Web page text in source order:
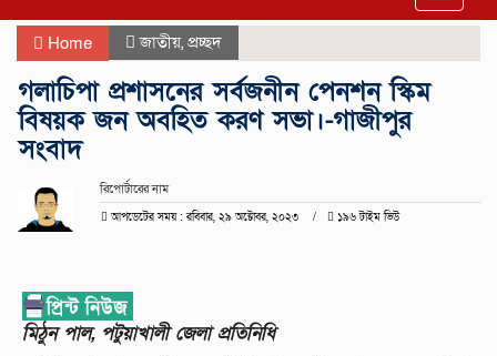
Home জাতীয়, প্রচ্ছদ
গলাচিপা প্রশাসনের সর্বজনীন পেনশন স্কিম
বিষয়ক জন অবহিত করণ সভা।-গাজীপুর
সংবাদ
রিপোর্টারের নাম
আপডেটের সময় : রবিবার, ২৯ অক্টোবর, ২০২৩ ১৯৬ টাইম ভিউ
মিঠুন পাল, পটুয়াখালী জেলা প্রতিনিধি